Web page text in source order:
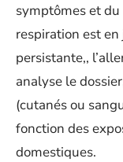
symptômes et
respiration est
persistante,,
analyse le
(cutanés ou
fonction des
domestiques.